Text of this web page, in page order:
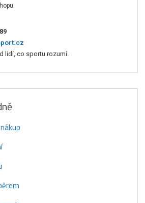
lidí, co sportu rozumí.